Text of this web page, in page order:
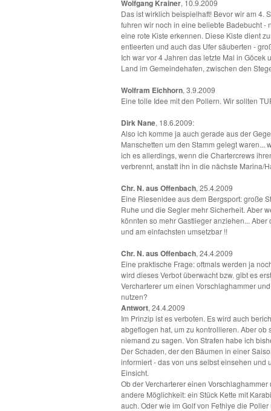
Wolfgang Krainer, 10.9.2009
Das ist wirklich beispielhaft! Bevor wir am 4.
fuhren wir noch in eine beliebte Badebucht -
eine rote Kiste erkennen. Diese Kiste dient
entleerten und auch das Ufer säuberten -
Ich war vor 4 Jahren das letzte Mal in
Land im Gemeindehafen, zwischen den
Wolfram Eichhorn, 3.9.2009
Eine tolle Idee mit den Pollern. Wir sollten
Dirk Nane, 18.6.2009:
Also ich komme ja auch gerade aus der
Manschetten um den Stamm gelegt
ich es allerdings, wenn die Chartercrews
verbrennt, anstatt ihn in die nächste Marina/
Chr. N. aus Offenbach, 25.4.2009
Eine Riesenidee aus dem Bergsport: große
Ruhe und die Segler mehr Sicherheit. Aber
könnten so mehr Gastlieger anziehen...
und am einfachsten umsetzbar !!
Chr. N. aus Offenbach, 24.4.2009
Eine praktische Frage: oftmals werden ja
wird dieses Verbot überwacht bzw. gibt es
Vercharterer um einen Vorschlaghammer
nutzen?
Antwort, 24.4.2009
Im Prinzip ist es verboten. Es wird auch
abgeflogen hat, um zu kontrollieren. Aber
niemand zu sagen. Von Strafen habe ich
Der Schaden, der den Bäumen in einer
informiert - das von uns selbst einsehen
Einsicht.
Ob der Vercharterer einen
andere Möglichkeit: ein Stück Kette mit
auch. Oder wie im Golf von Fethiye die